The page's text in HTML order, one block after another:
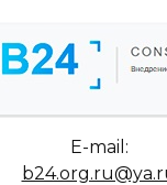
E-mail: